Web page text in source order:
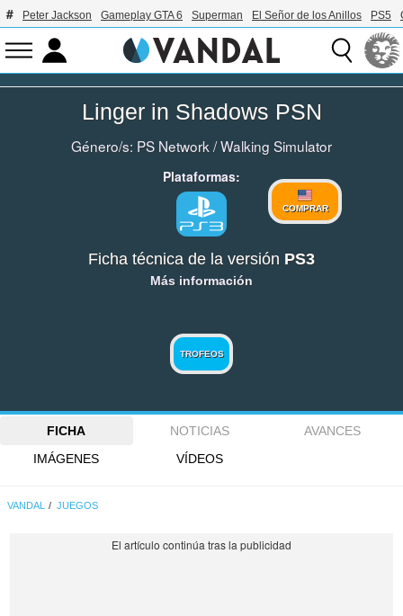
Peter Jackson Gameplay GTA 6 Superman El Señor de los Anillos PS5
Linger in Shadows PSN
Género/s: PS Network /Walking Simulator
Plataformas:
COMPRAR
Ficha técnica de la versión PS3
Más información
TROFEOS
FICHA NOTICIAS
AVANCES
IMÁGENES
VÍDEOS
VANDAL JUEGOS